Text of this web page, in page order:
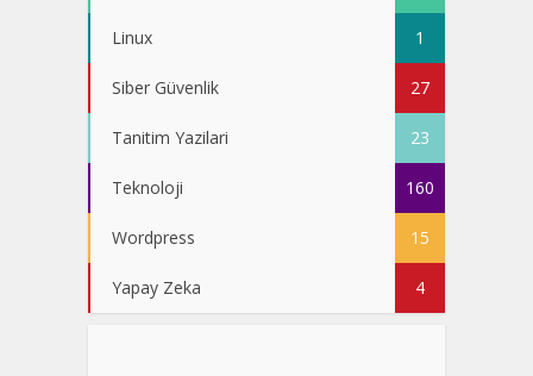
Linux 1
Siber Güvenlik 27
Tanitim Yazilari 23
Teknoloji 160
Wordpress 15
Yapay Zeka 4